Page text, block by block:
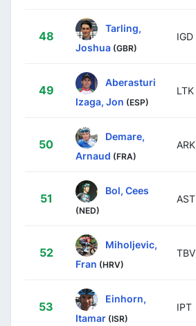
48
Tarling,
Joshua (GBR)
IGD
49
Aberasturi
Izaga, Jon (ESP)
LTK
50
Demare,
Arnaud (FRA)
ARK
51
Bol, Cees
(NED)
AST
52
Miholjevic,
Fran (HRV)
TBV
53
Einhorn,
Itamar (ISR)
IPT